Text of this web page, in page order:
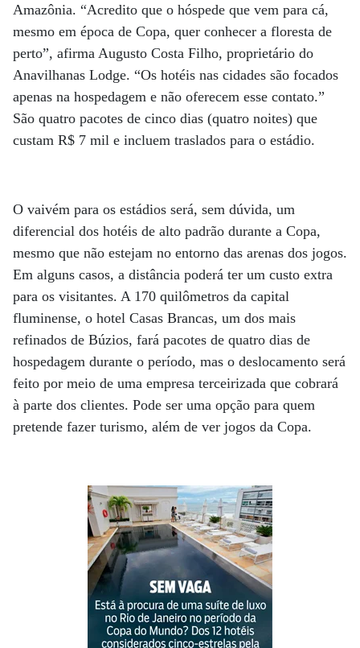
Amazônia. “Acredito que o hóspede que vem para cá,
mesmo em época de Copa, quer conhecer a floresta de
perto”, afirma Augusto Costa Filho, proprietário do
Anavilhanas Lodge. “Os hotéis nas cidades são focados
apenas na hospedagem e não oferecem esse contato.”
São quatro pacotes de cinco dias (quatro noites) que
custam R$ 7 mil e incluem traslados para o estádio.
O vaivém para os estádios será, sem dúvida, um
diferencial dos hotéis de alto padrão durante a Copa,
mesmo que não estejam no entorno das arenas dos jogos.
Em alguns casos, a distância poderá ter um custo extra
para os visitantes. A 170 quilômetros da capital
fluminense, o hotel Casas Brancas, um dos mais
refinados de Búzios, fará pacotes de quatro dias de
hospedagem durante o período, mas o deslocamento será
feito por meio de uma empresa terceirizada que cobrará
à parte dos clientes. Pode ser uma opção para quem
pretende fazer turismo, além de ver jogos da Copa.